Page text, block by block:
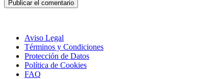
Aviso Legal
Términos y Condiciones
Protección de Datos
Política de Cookies
FAQ